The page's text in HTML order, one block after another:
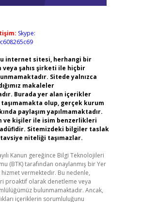
Skype:
internet sitesi, herhangi bir
veya şahıs şirketi ile hiçbir
Sitede yalnızca
makaleler
Burada yer alan içerikler
olup, gerçek kurum
paylaşım yapılmamaktadır.
ve kişiler ile isim benzerlikleri
Sitemizdeki bilgiler taslak
niteliği taşımazlar.
Kanun gereğince Bilgi Teknolojileri
(BTK) tarafından onaylanmış bir Yer
hizmet vermektedir. Bu nedenle,
proaktif olarak denetleme veya
bulunmamaktadır. Ancak,
içeriklerin sorumluluğunu